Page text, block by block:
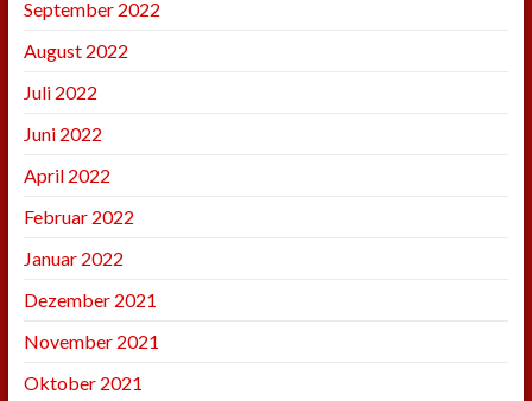
September 2022
August 2022
Juli 2022
Juni 2022
April 2022
Februar 2022
Januar 2022
Dezember 2021
November 2021
Oktober 2021